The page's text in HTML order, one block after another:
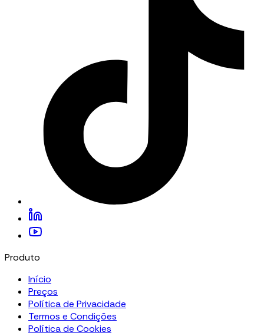
Produto
Início
Preços
Política de Privacidade
Termos e Condições
Política de Cookies